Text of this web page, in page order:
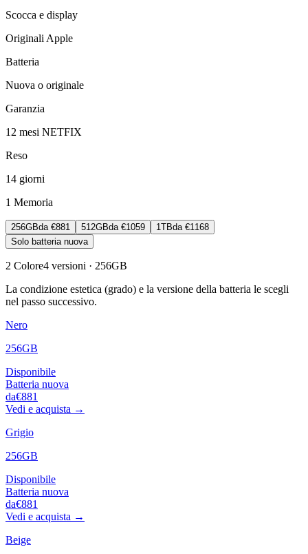
Scocca e display
Originali Apple
Batteria
Nuova o originale
Garanzia
12 mesi NETFIX
Reso
14 giorni
1 Memoria
256GBda €881 512GBda €1059 1TBda €1168
Solo batteria nuova
2 Colore4 versioni · 256GB
La condizione estetica (grado) e la versione della batteria le scegli
nel passo successivo.
Nero
256GB
Disponibile
Batteria nuova
da€881
Vedi e acquista →
Grigio
256GB
Disponibile
Batteria nuova
da€881
Vedi e acquista →
Beige